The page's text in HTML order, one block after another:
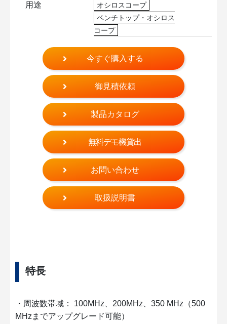
用途
オシロスコープ
ベンチトップ・オシロス
コープ
今すぐ購入する
御見積依頼
製品カタログ
無料デモ機貸出
お問い合わせ
取扱説明書
特長
・周波数帯域： 100MHz、200MHz、350 MHz（500
MHzまでアップグレード可能）